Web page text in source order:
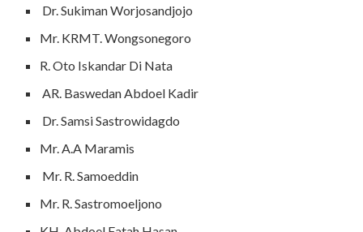
Dr. Sukiman Worjosandjojo
Mr. KRMT. Wongsonegoro
R. Oto Iskandar Di Nata
AR. Baswedan Abdoel Kadir
Dr. Samsi Sastrowidagdo
Mr. A.A Maramis
Mr. R. Samoeddin
Mr. R. Sastromoeljono